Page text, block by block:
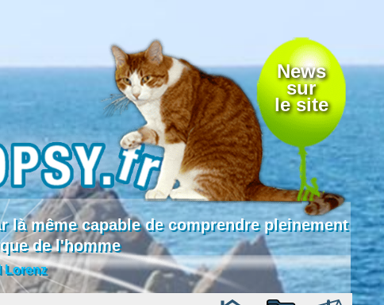
News
sur
le site
même capable de comprendre pleinement
de l'homme
Lorenz
et
général